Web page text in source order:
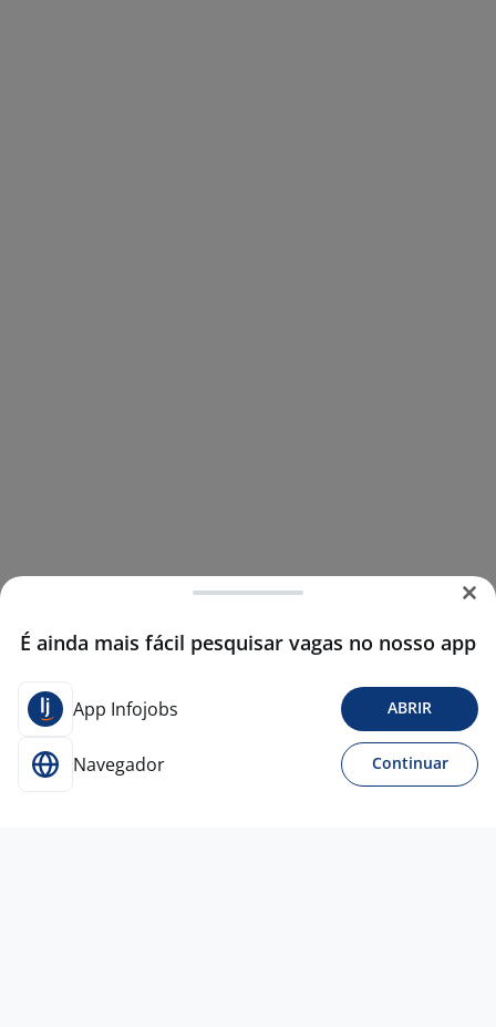
É ainda mais fácil pesquisar vagas no nosso app
App Infojobs ABRIR
Navegador Continuar